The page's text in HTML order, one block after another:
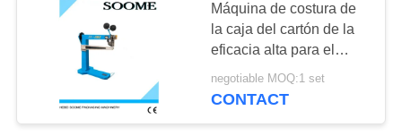
máquina del gluer
de la carpeta
39
Máquina de costura de
la caja del cartón de la
eficacia alta para el
hardware de la medicina
de la comida
negotiable MOQ:1 set
CONTACT